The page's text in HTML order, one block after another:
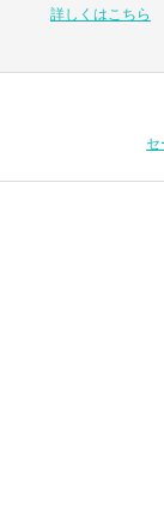
詳しくはこちら
セ